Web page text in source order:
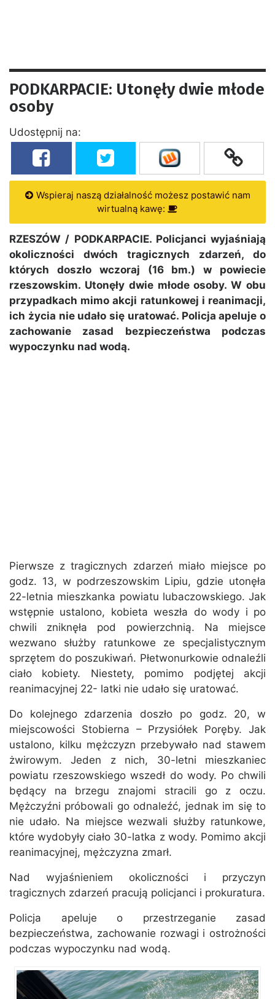
PODKARPACIE: Utonęły dwie młode
osoby
Udostępnij na:
Wspieraj naszą działalność możesz postawić nam
wirtualną kawę:
RZESZÓW / PODKARPACIE. Policjanci wyjaśniają
okoliczności dwóch tragicznych zdarzeń, do
których doszło wczoraj (16 bm.) w powiecie
rzeszowskim. Utonęły dwie młode osoby. W obu
przypadkach mimo akcji ratunkowej i reanimacji,
ich życia nie udało się uratować. Policja apeluje o
zachowanie zasad bezpieczeństwa podczas
wypoczynku nad wodą.
Pierwsze z tragicznych zdarzeń miało miejsce po
godz. 13, w podrzeszowskim Lipiu, gdzie utonęła
22-letnia mieszkanka powiatu lubaczowskiego. Jak
wstępnie ustalono, kobieta weszła do wody i po
chwili zniknęła pod powierzchnią. Na miejsce
wezwano służby ratunkowe ze specjalistycznym
sprzętem do poszukiwań. Płetwonurkowie odnaleźli
ciało kobiety. Niestety, pomimo podjętej akcji
reanimacyjnej 22- latki nie udało się uratować.
Do kolejnego zdarzenia doszło po godz. 20, w
miejscowości Stobierna – Przysiółek Poręby. Jak
ustalono, kilku mężczyzn przebywało nad stawem
żwirowym. Jeden z nich, 30-letni mieszkaniec
powiatu rzeszowskiego wszedł do wody. Po chwili
będący na brzegu znajomi stracili go z oczu.
Mężczyźni próbowali go odnaleźć, jednak im się to
nie udało. Na miejsce wezwali służby ratunkowe,
które wydobyły ciało 30-latka z wody. Pomimo akcji
reanimacyjnej, mężczyzna zmarł.
Nad wyjaśnieniem okoliczności i przyczyn
tragicznych zdarzeń pracują policjanci i prokuratura.
Policja apeluje o przestrzeganie zasad
bezpieczeństwa, zachowanie rozwagi i ostrożności
podczas wypoczynku nad wodą.